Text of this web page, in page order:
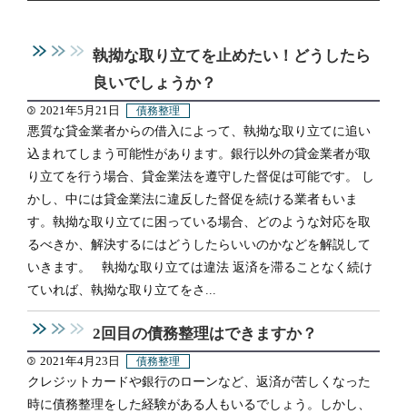
執拗な取り立てを止めたい！どうしたら
良いでしょうか？
2021年5月21日 債務整理
悪質な貸金業者からの借入によって、執拗な取り立てに追い
込まれてしまう可能性があります。銀行以外の貸金業者が取
り立てを行う場合、貸金業法を遵守した督促は可能です。 し
かし、中には貸金業法に違反した督促を続ける業者もいま
す。執拗な取り立てに困っている場合、どのような対応を取
るべきか、解決するにはどうしたらいいのかなどを解説して
いきます。 執拗な取り立ては違法 返済を滞ることなく続け
ていれば、執拗な取り立てをさ...
2回目の債務整理はできますか？
2021年4月23日 債務整理
クレジットカードや銀行のローンなど、返済が苦しくなった
時に債務整理をした経験がある人もいるでしょう。しかし、